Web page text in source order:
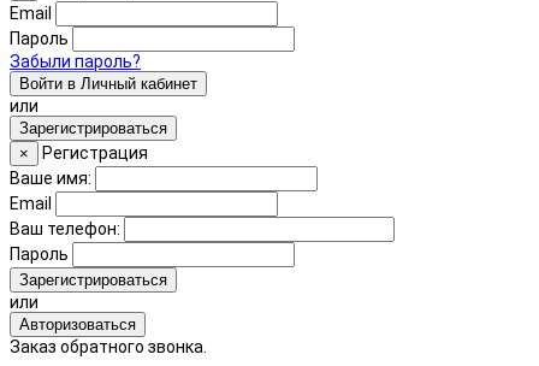
Email
Пароль
Забыли пароль?
Войти в Личный кабинет
или
Зарегистрироваться
×
Регистрация
Ваше имя:
Email
Ваш телефон:
Пароль
Зарегистрироваться
или
Авторизоваться
Заказ обратного звонка.